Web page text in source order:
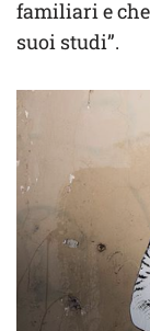
familiari e
suoi studi”.